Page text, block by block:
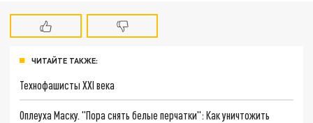
ЧИТАЙТЕ ТАКЖЕ:
Технофашисты XXI века
Оплеуха Маску. "Пора снять белые перчатки": Как уничтожить